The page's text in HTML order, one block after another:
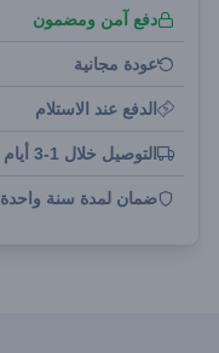
دفع آمن ومضمون
عودة مجانية
الدفع عند الاستلام
التوصيل خلال 1-3 أيام
ضمان لمدة سنة واحدة